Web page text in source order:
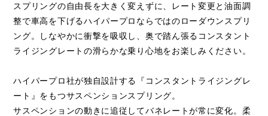
スプリングの自由長を大きく変えずに、レート変更と油面調
整で車高を下げるハイパープロならではのローダウンスプリ
ング。しなやかに衝撃を吸収し、奥で踏ん張るコンスタント
ライジングレートの滑らかな乗り心地をお楽しみください。
ハイパープロ社が独自設計する『コンスタントライジングレ
ート』をもつサスペンションスプリング。
サスペンションの動きに追従してバネレートが常に変化。柔